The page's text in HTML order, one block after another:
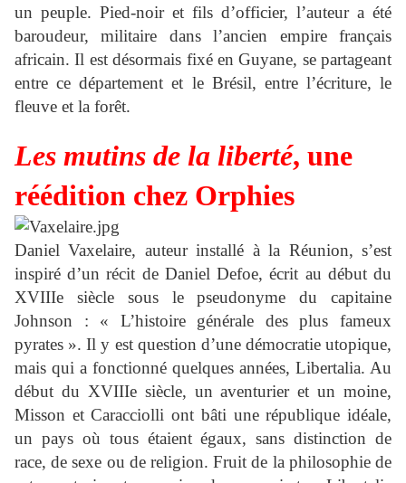
un peuple. Pied-noir et fils d’officier, l’auteur a été
baroudeur, militaire dans l’ancien empire français
africain. Il est désormais fixé en Guyane, se partageant
entre ce département et le Brésil, entre l’écriture, le
fleuve et la forêt.
Les mutins de la liberté, une
réédition chez Orphies
Daniel Vaxelaire, auteur installé à la Réunion, s’est
inspiré d’un récit de Daniel Defoe, écrit au début du
XVIIIe siècle sous le pseudonyme du capitaine
Johnson : « L’histoire générale des plus fameux
pyrates ». Il y est question d’une démocratie utopique,
mais qui a fonctionné quelques années, Libertalia. Au
début du XVIIIe siècle, un aventurier et un moine,
Misson et Caracciolli ont bâti une république idéale,
un pays où tous étaient égaux, sans distinction de
race, de sexe ou de religion. Fruit de la philosophie de